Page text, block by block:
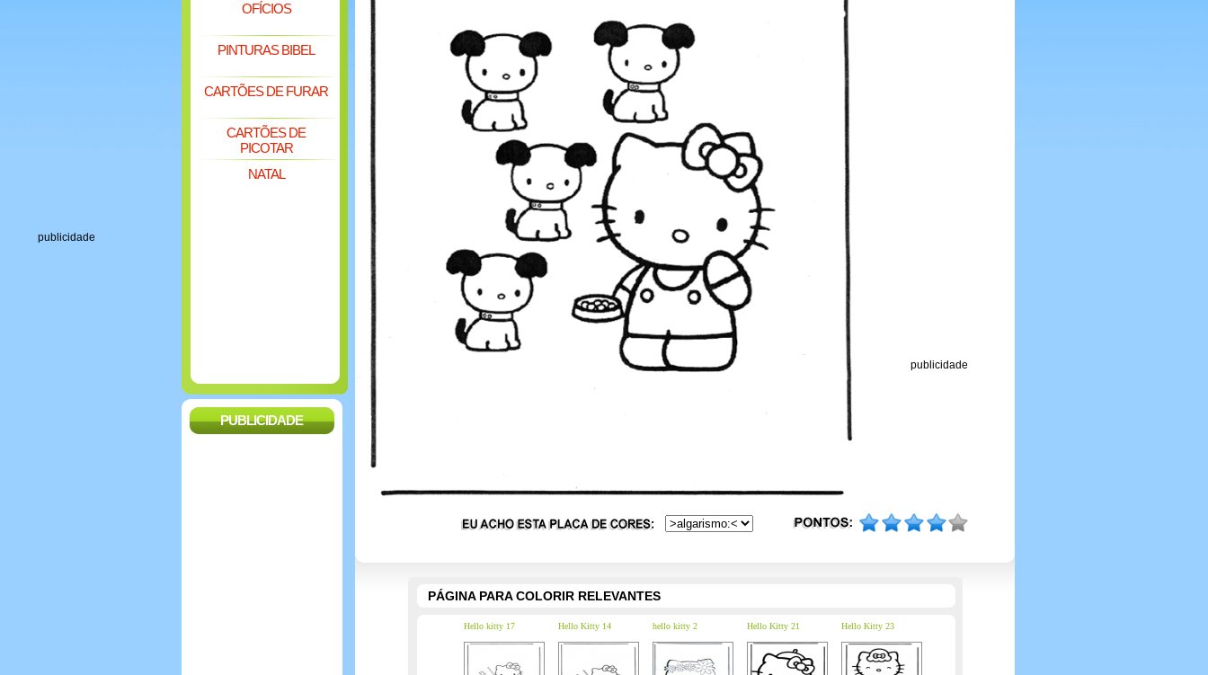
publicidade
OFÍCIOS
PINTURAS BIBEL
CARTÕES DE FURAR
CARTÕES DE
PICOTAR
NATAL
PUBLICIDADE
publicidade
PÁGINA PARA COLORIR RELEVANTES
Hello kitty 17 Hello Kitty 14 hello kitty 2 Hello Kitty 21 Hello Kitty 23